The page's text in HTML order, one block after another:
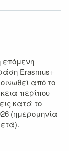
επόμενη
Erasmus+
από το
περίπου
κατά το
(ημερομηνία
.